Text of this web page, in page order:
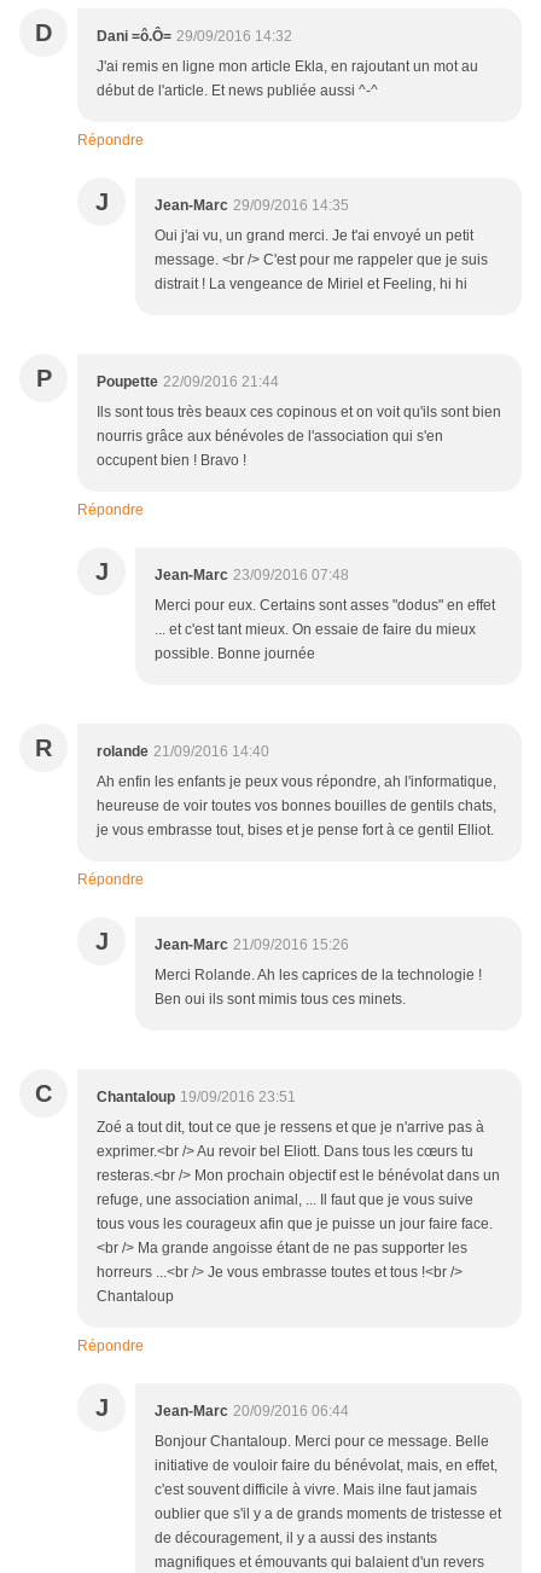
D Dani =ô.Ô= 29/09/2016 14:32
J'ai remis en ligne mon article Ekla, en rajoutant un mot au
début de l'article. Et news publiée aussi ^-^
Répondre
J Jean-Marc 29/09/2016 14:35
Oui j'ai vu, un grand merci. Je t'ai envoyé un petit
message. <br /> C'est pour me rappeler que je suis
distrait ! La vengeance de Miriel et Feeling, hi hi
P Poupette 22/09/2016 21:44
Ils sont tous très beaux ces copinous et on voit qu'ils sont bien
nourris grâce aux bénévoles de l'association qui s'en
occupent bien ! Bravo !
Répondre
J Jean-Marc 23/09/2016 07:48
Merci pour eux. Certains sont asses "dodus" en effet
... et c'est tant mieux. On essaie de faire du mieux
possible. Bonne journée
R rolande 21/09/2016 14:40
Ah enfin les enfants je peux vous répondre, ah l'informatique,
heureuse de voir toutes vos bonnes bouilles de gentils chats,
je vous embrasse tout, bises et je pense fort à ce gentil Elliot.
Répondre
J Jean-Marc 21/09/2016 15:26
Merci Rolande. Ah les caprices de la technologie !
Ben oui ils sont mimis tous ces minets.
C Chantaloup 19/09/2016 23:51
Zoé a tout dit, tout ce que je ressens et que je n'arrive pas à
exprimer.<br /> Au revoir bel Eliott. Dans tous les cœurs tu
resteras.<br /> Mon prochain objectif est le bénévolat dans un
refuge, une association animal, ... Il faut que je vous suive
tous vous les courageux afin que je puisse un jour faire face.
<br /> Ma grande angoisse étant de ne pas supporter les
horreurs ...<br /> Je vous embrasse toutes et tous !<br />
Chantaloup
Répondre
J Jean-Marc 20/09/2016 06:44
Bonjour Chantaloup. Merci pour ce message. Belle
initiative de vouloir faire du bénévolat, mais, en effet,
c'est souvent difficile à vivre. Mais ilne faut jamais
oublier que s'il y a de grands moments de tristesse et
de découragement, il y a aussi des instants
magnifiques et émouvants qui balaient d'un revers